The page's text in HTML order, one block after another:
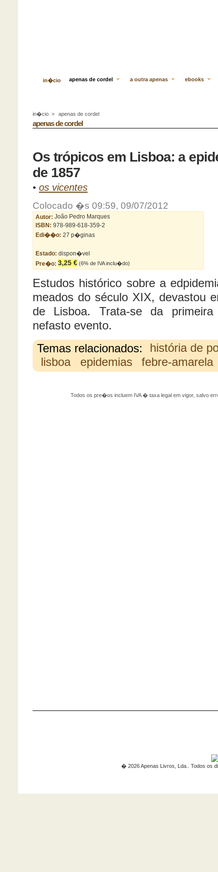
in�cio apenas de cordel a outra apenas ebooks
in�cio > apenas de cordel
apenas de cordel
Os trópicos em Lisboa: a
de 1857
• os vicentes
Colocado �s 09:59, 09/07/2012
Autor: João Pedro Marques
ISBN: 978-989-618-359-2
Edi��o: 27 p�ginas
Estado: dispon�vel
Pre�o: 3,25 € (6% de IVA inclu�do)
Estudos histórico sobre a
meados do século XIX, devastou
de Lisboa. Trata-se da
nefasto evento.
Temas relacionados:
história de
lisboa
epidemias febre-amarela
Todos os pre�os incluem IVA � taxa legal em vigor, salvo
� 2026 Apenas Livros, Lda.. Todos os